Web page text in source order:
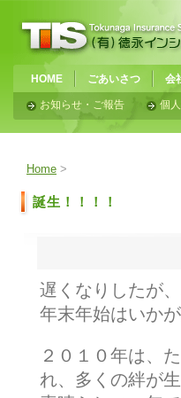
HOME ごあいさつ 会
お知らせ・ご報告 個
Home >
誕生！！！！
遅くなりしたが
年末年始はいか
２０１０年は、
れ、多くの絆が